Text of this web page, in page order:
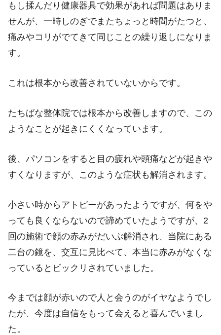
もし揉んだり健康器具で効果があれば問題はありま
せんが、一時しのぎでまたちょっと時間がたつと、
痛みやコリがでてきて同じことの繰り返しになりま
す。
これは根本から改善されていないからです。
たちばな整体院では根本から改善しますので、この
ようなことが起きにくくなっています。
後、パソコンをすると目の疲れや頭痛などが起きや
すくなりますが、このような症状も解消されます。
小さい時からアトピーがあったようですが、何をや
っても良くならないので諦めていたようですが、2
回の施術で顔の赤みがだいぶ解消され、当院にある
二台の鏡を、交互に見比べて、本当に赤みがなくな
っているとビックリされていました。
今までは顔が赤いので人と会うのがイヤなようでし
たが、今度は自信をもって会えると喜んでいまし
た。